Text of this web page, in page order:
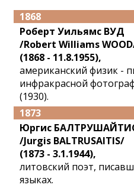
1868
Роберт Уильямс ВУД
/Robert Williams
(1868 - 11.8.1955),
американский физик -
инфракрасной
(1930).
1873
Юргис
/Jurgis BALTRUSAITIS/
(1873 - 3.1.1944),
литовский поэт,
языках.